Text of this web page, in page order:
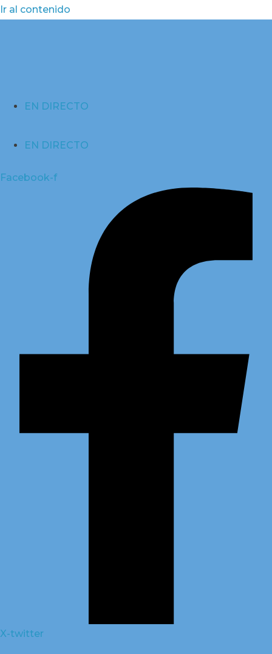
Ir al contenido
EN DIRECTO
EN DIRECTO
Facebook-f
X-twitter